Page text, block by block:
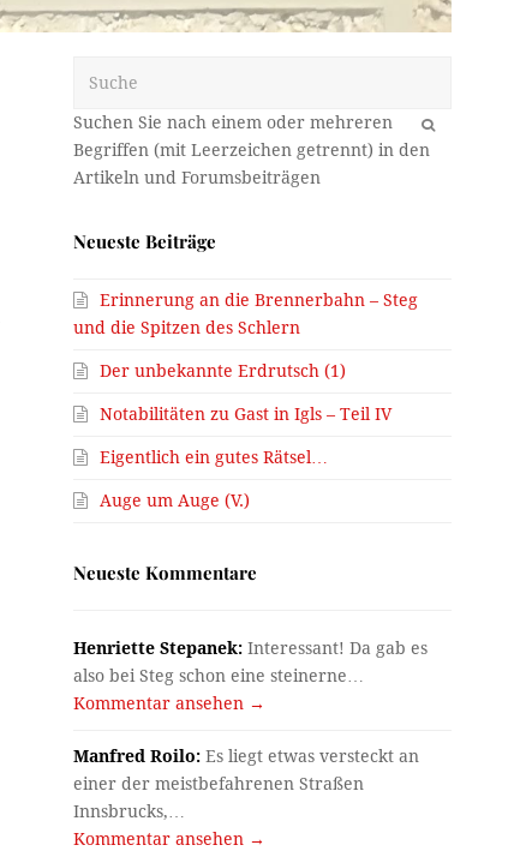
OK
Neueste Beiträge
Erinnerung an die Brennerbahn – Steg
und die Spitzen des Schlern
Der unbekannte Erdrutsch (1)
Notabilitäten zu Gast in Igls – Teil IV
Eigentlich ein gutes Rätsel…
Auge um Auge (V.)
Neueste Kommentare
Henriette Stepanek: Interessant! Da gab es
also bei Steg schon eine steinerne…
Kommentar ansehen →
Manfred Roilo: Es liegt etwas versteckt an
einer der meistbefahrenen Straßen
Innsbrucks,…
Kommentar ansehen →